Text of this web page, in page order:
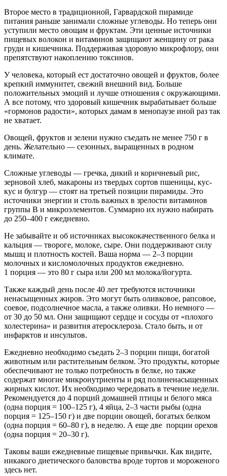
Второе место в традиционной, Гарвардской пирамиде
питания раньше занимали сложные углеводы. Но теперь они
уступили место овощам и фруктам. Эти ценные источники
пищевых волокон и витаминов защищают женщину от рака
груди и кишечника. Поддерживая здоровую микрофлору, они
препятствуют накоплению токсинов.
У человека, который ест достаточно овощей и фруктов, более
крепкий иммунитет, свежий внешний вид. Больше
положительных эмоций и лучше отношения с окружающими.
А все потому, что здоровый кишечник вырабатывает больше
«гормонов радости», которых дамам в менопаузе иной раз так
не хватает.
Овощей, фруктов и зелени нужно съедать не менее 750 г в
день. Желательно — сезонных, выращенных в родном
климате.
Сложные углеводы — гречка, дикий и коричневый рис,
зерновой хлеб, макароны из твердых сортов пшеницы, кус-
кус и булгур — стоят на третьей позиции пирамиды. Это
источники энергии и столь важных в зрелости витаминов
группы В и микроэлементов. Суммарно их нужно набирать
до 250–400 г ежедневно.
Не забывайте и об источниках высококачественного белка и
кальция — твороге, молоке, сыре. Они поддерживают силу
мышц и плотность костей. Ваша норма — 2–3 порции
молочных и кисломолочных продуктов ежедневно.
1 порция — это 80 г сыра или 200 мл молока/йогурта.
Также каждый день после 40 лет требуются источники
ненасыщенных жиров. Это могут быть оливковое, рапсовое,
соевое, подсолнечное масла, а также оливки. Но немного —
от 30 до 50 мл. Они защищают сердце и сосуды от «плохого
холестерина» и развития атеросклероза. Стало быть, и от
инфарктов и инсультов.
Ежедневно необходимо съедать 2–3 порции пищи, богатой
животным или растительным белком. Это продукты, которые
обеспечивают не только потребность в белке, но также
содержат многие микронутриенты и ряд полиненасыщенных
жирных кислот. Их необходимо чередовать в течение недели.
Рекомендуется до 4 порций домашней птицы и белого мяса
(одна порция = 100–125 г), 4 яйца, 2–3 части рыбы (одна
порция = 125–150 г) и две порции овощей, богатых белком
(одна порция = 60–80 г), в неделю. А еще две порции орехов
(одна порция = 20–30 г).
Таковы ваши ежедневные пищевые привычки. Как видите,
никакого диетического баловства вроде тортов и мороженого
здесь нет.